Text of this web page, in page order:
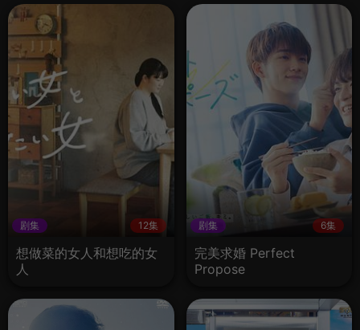
剧集 12集
想做菜的女人和想吃的女
人
剧集 6集
完美求婚 Perfect
Propose